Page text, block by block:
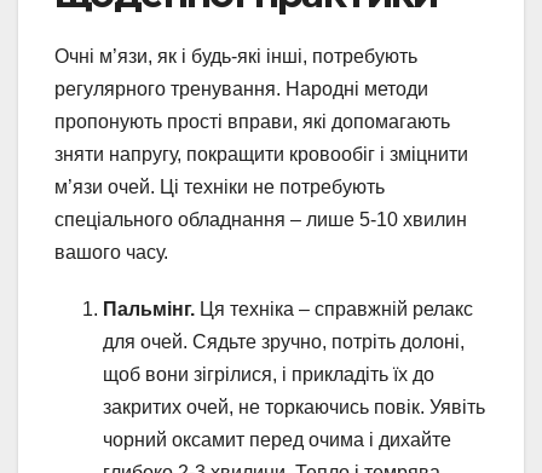
Очні м’язи, як і будь-які інші, потребують
регулярного тренування. Народні методи
пропонують прості вправи, які допомагають
зняти напругу, покращити кровообіг і зміцнити
м’язи очей. Ці техніки не потребують
спеціального обладнання – лише 5-10 хвилин
вашого часу.
Пальмінг. Ця техніка – справжній релакс
для очей. Сядьте зручно, потріть долоні,
щоб вони зігрілися, і прикладіть їх до
закритих очей, не торкаючись повік. Уявіть
чорний оксамит перед очима і дихайте